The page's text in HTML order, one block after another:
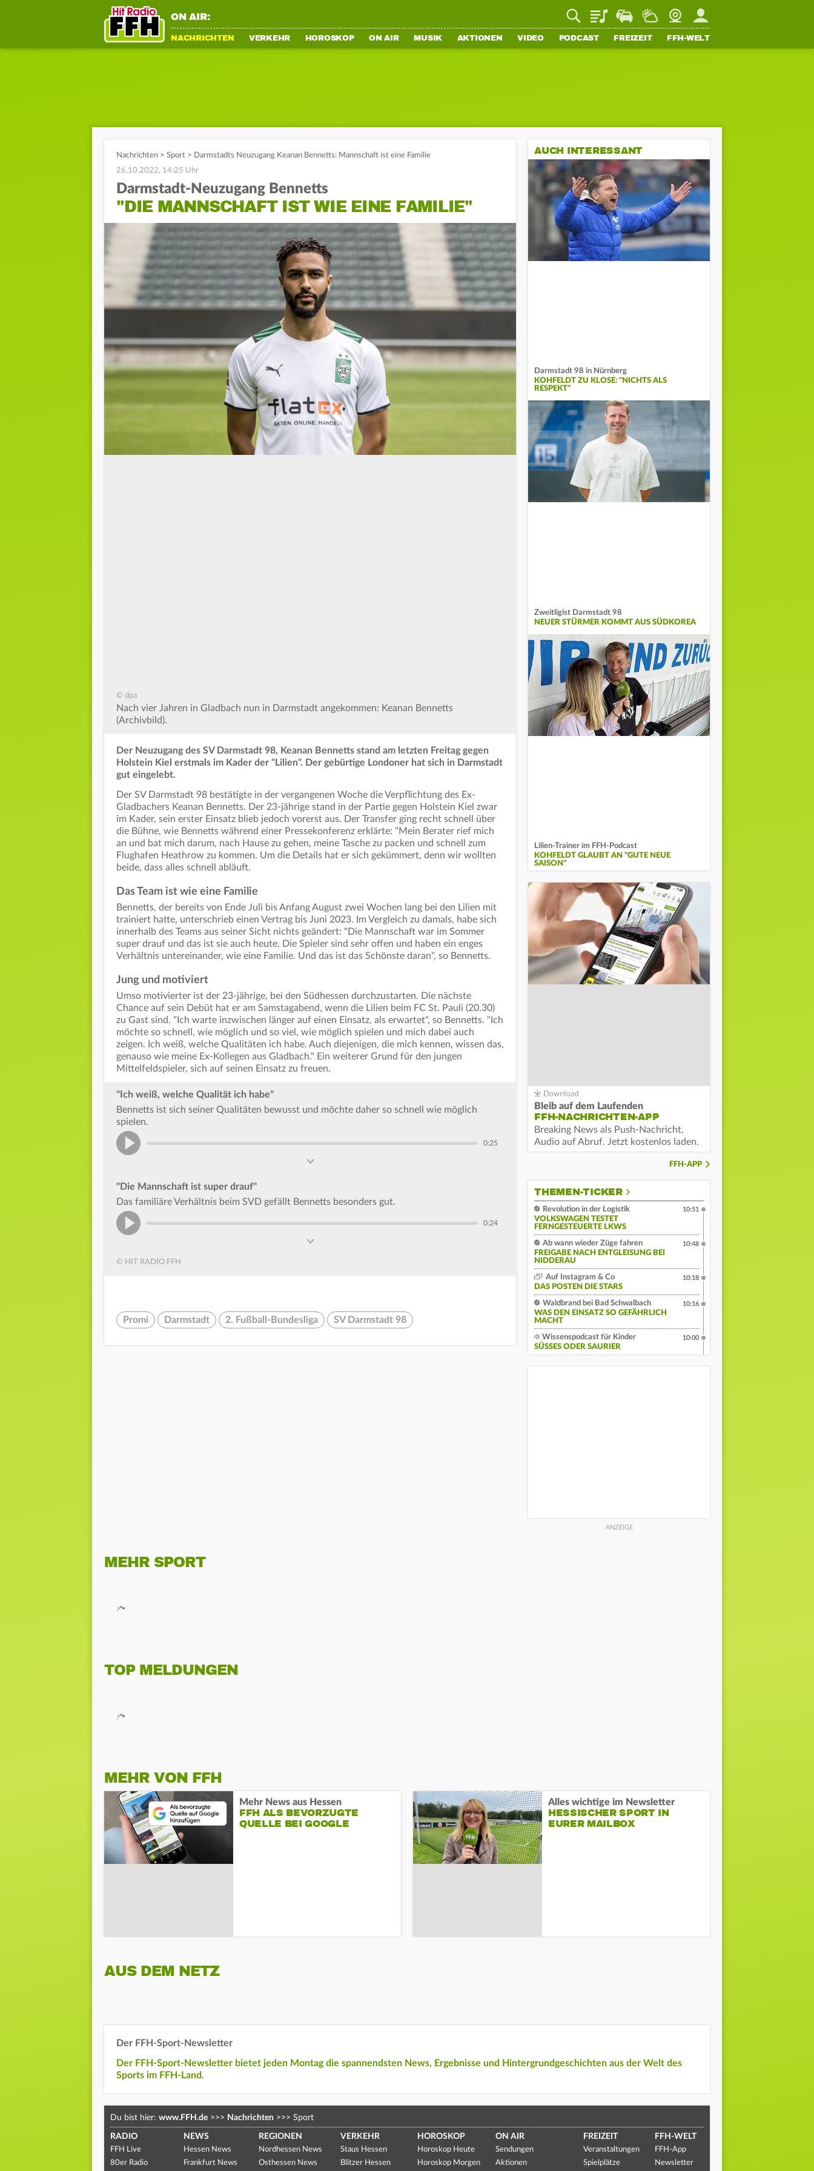
ON AIR: PlaylistStaupilotWetterWebcamMein FFH
NACHRICHTEN VERKEHR HOROSKOP ON AIR MUSIK AKTIONEN VIDEO PODCAST FREIZEIT FFH-WELT
Nachrichten > Sport > Darmstadts Neuzugang Keanan Bennetts: Mannschaft ist eine Familie
26.10.2022, 14:25 Uhr
Darmstadt-Neuzugang Bennetts
"DIE MANNSCHAFT IST WIE EINE FAMILIE"
© dpa
Nach vier Jahren in Gladbach nun in Darmstadt angekommen: Keanan Bennetts
(Archivbild).
Der Neuzugang des SV Darmstadt 98, Keanan Bennetts stand am letzten Freitag gegen
Holstein Kiel erstmals im Kader der "Lilien". Der gebürtige Londoner hat sich in Darmstadt
gut eingelebt.
Der SV Darmstadt 98 bestätigte in der vergangenen Woche die Verpflichtung des Ex-
Gladbachers Keanan Bennetts. Der 23-jährige stand in der Partie gegen Holstein Kiel zwar
im Kader, sein erster Einsatz blieb jedoch vorerst aus. Der Transfer ging recht schnell über
die Bühne, wie Bennetts während einer Pressekonferenz erklärte: "Mein Berater rief mich
an und bat mich darum, nach Hause zu gehen, meine Tasche zu packen und schnell zum
Flughafen Heathrow zu kommen. Um die Details hat er sich gekümmert, denn wir wollten
beide, dass alles schnell abläuft.
Das Team ist wie eine Familie
Bennetts, der bereits von Ende Juli bis Anfang August zwei Wochen lang bei den Lilien mit
trainiert hatte, unterschrieb einen Vertrag bis Juni 2023. Im Vergleich zu damals, habe sich
innerhalb des Teams aus seiner Sicht nichts geändert: "Die Mannschaft war im Sommer
super drauf und das ist sie auch heute. Die Spieler sind sehr offen und haben ein enges
Verhältnis untereinander, wie eine Familie. Und das ist das Schönste daran", so Bennetts.
Jung und motiviert
Umso motivierter ist der 23-jährige, bei den Südhessen durchzustarten. Die nächste
Chance auf sein Debüt hat er am Samstagabend, wenn die Lilien beim FC St. Pauli (20.30)
zu Gast sind. "Ich warte inzwischen länger auf einen Einsatz, als erwartet", so Bennetts. "Ich
möchte so schnell, wie möglich und so viel, wie möglich spielen und mich dabei auch
zeigen. Ich weiß, welche Qualitäten ich habe. Auch diejenigen, die mich kennen, wissen das,
genauso wie meine Ex-Kollegen aus Gladbach." Ein weiterer Grund für den jungen
Mittelfeldspieler, sich auf seinen Einsatz zu freuen.
"Ich weiß, welche Qualität ich habe"
Bennetts ist sich seiner Qualitäten bewusst und möchte daher so schnell wie möglich
spielen.
0:25
"Die Mannschaft ist super drauf"
Das familiäre Verhältnis beim SVD gefällt Bennetts besonders gut.
0:24
© HIT RADIO FFH
Promi Darmstadt 2. Fußball-Bundesliga SV Darmstadt 98
AUCH INTERESSANT
Darmstadt 98 in Nürnberg
KOHFELDT ZU KLOSE: "NICHTS ALS
RESPEKT"
Zweitligist Darmstadt 98
NEUER STÜRMER KOMMT AUS SÜDKOREA
Lilien-Trainer im FFH-Podcast
KOHFELDT GLAUBT AN "GUTE NEUE
SAISON"
Bleib auf dem Laufenden
FFH-NACHRICHTEN-APP
Breaking News als Push-Nachricht,
Audio auf Abruf. Jetzt kostenlos laden.
FFH-APP
THEMEN-TICKER
Revolution in der Logistik
VOLKSWAGEN TESTET
FERNGESTEUERTE LKWS
10:51
Ab wann wieder Züge fahren
FREIGABE NACH ENTGLEISUNG BEI
NIDDERAU
10:48
Auf Instagram & Co
DAS POSTEN DIE STARS
10:18
Waldbrand bei Bad Schwalbach
WAS DEN EINSATZ SO GEFÄHRLICH
MACHT
10:16
Wissenspodcast für Kinder
SÜSSES ODER SAURIER
10:00
MEHR SPORT
TOP MELDUNGEN
MEHR VON FFH
Mehr News aus Hessen
FFH ALS BEVORZUGTE
QUELLE BEI GOOGLE
Alles wichtige im Newsletter
HESSISCHER SPORT IN
EURER MAILBOX
AUS DEM NETZ
Der FFH-Sport-Newsletter
Der FFH-Sport-Newsletter bietet jeden Montag die spannendsten News, Ergebnisse und Hintergrundgeschichten aus der Welt des
Sports im FFH-Land.
Du bist hier: www.FFH.de >>> Nachrichten >>> Sport
RADIO
FFH Live
80er Radio
NEWS
Hessen News
Frankfurt News
REGIONEN
Nordhessen News
Osthessen News
VERKEHR
Staus Hessen
Blitzer Hessen
HOROSKOP
Horoskop Heute
Horoskop Morgen
ON AIR
Sendungen
Aktionen
FREIZEIT
Veranstaltungen
Spielplätze
FFH-WELT
FFH-App
Newsletter